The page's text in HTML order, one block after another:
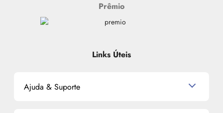
Prêmio
Links Úteis
Ajuda & Suporte